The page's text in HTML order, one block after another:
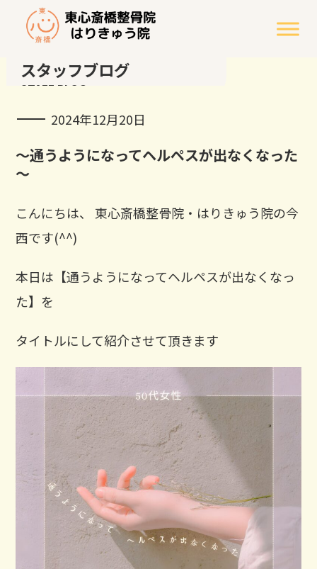
スタッフブログ
STAFF BLOG
2024年12月20日
～通うようになってヘルペスが出なくなった
～
こんにちは、 東心斎橋整骨院・はりきゅう院の今
西です(^^)
本日は【通うようになってヘルペスが出なくなっ
た】を
タイトルにして紹介させて頂きます